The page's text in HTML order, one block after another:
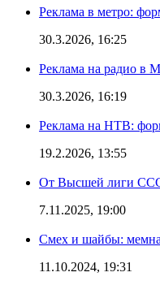
Реклама в метро:
30.3.2026, 16:25
Реклама на радио в
30.3.2026, 16:19
Реклама на НТВ:
19.2.2026, 13:55
От Высшей лиги
7.11.2025, 19:00
Смех и шайбы:
11.10.2024, 19:31